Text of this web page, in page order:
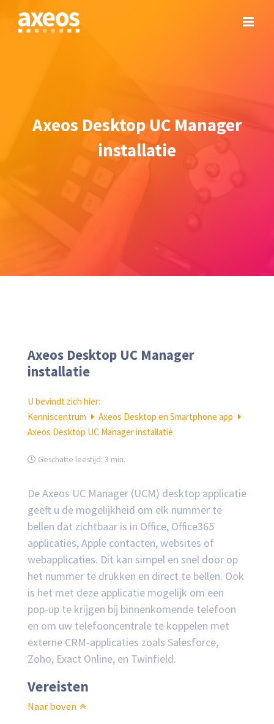
Axeos Desktop UC Manager
installatie
Axeos Desktop UC Manager
installatie
U bevindt zich hier:
Kenniscentrum
Axeos Desktop en Smartphone app
Axeos Desktop UC Manager installatie
Geschatte leestijd: 3 min.
De Axeos UC Manager (UCM) desktop applicatie
geeft u de mogelijkheid om elk nummer te
bellen dat zichtbaar is in Office, Office365
applicaties, Apple contacten, websites of
webapplicaties. Dit kan simpel en snel door op
het nummer te drukken en direct te bellen. Ook
is het met deze applicatie mogelijk om een
pop-up te krijgen bij binnenkomende telefoon
en om uw telefooncentrale te koppelen met
externe CRM-applicaties zoals Salesforce,
Zoho, Exact Online, en Twinfield.
Vereisten
Naar boven